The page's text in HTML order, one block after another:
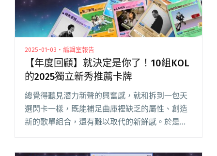
2025-01-03・編輯室報告
【年度回顧】就決定是你了！10組KOL
的2025獨立新秀推薦卡牌
總覺得聽見潛力新聲的興奮感，就和拆到一包天
選閃卡一樣，既能補足曲庫裡缺乏的屬性、創造
新的歌單組合，還有難以取代的新鮮感。於是
2025 的「新秀推薦」我們決定邀請 10 組 KOL 與